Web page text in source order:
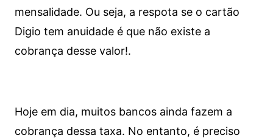
mensalidade. Ou seja, a respota se o cartão
Digio tem anuidade é que não existe a
cobrança desse valor!.
Hoje em dia, muitos bancos ainda fazem a
cobrança dessa taxa. No entanto, é preciso